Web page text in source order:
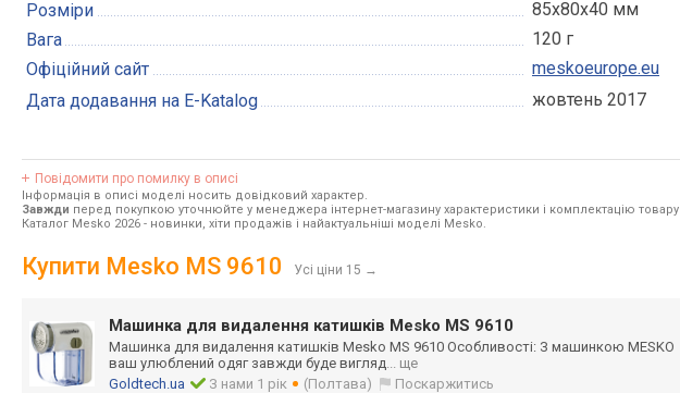
Розміри
85х80х40 мм
Вага
120 г
Офіційний сайт
meskoeurope.eu
Дата додавання на E-Katalog
жовтень 2017
Повідомити про помилку в описі
Інформація в описі моделі носить довідковий характер.
Завжди перед покупкою уточнюйте у менеджера інтернет-магазину характеристики і комплектацію товару
Каталог Mesko 2026 - новинки, хіти продажів і найактуальніші моделі Mesko.
Купити Mesko MS 9610 Усі ціни 15 →
Машинка для видалення катишків Mesko MS 9610
Машинка для видалення катишків Mesko MS 9610 Особливості: З машинкою MESKO
ваш улюблений одяг завжди буде вигляд... ще
Goldtech.ua
З нами 1 рік (Полтава) Поскаржитись